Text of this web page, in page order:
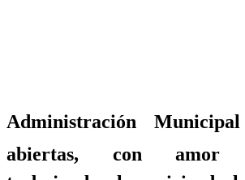
Administración
abiertas, con amor